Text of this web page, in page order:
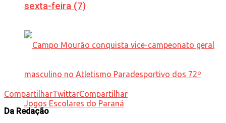
sexta-feira (7)
CompartilharTwittarCompartilhar
Da Redação